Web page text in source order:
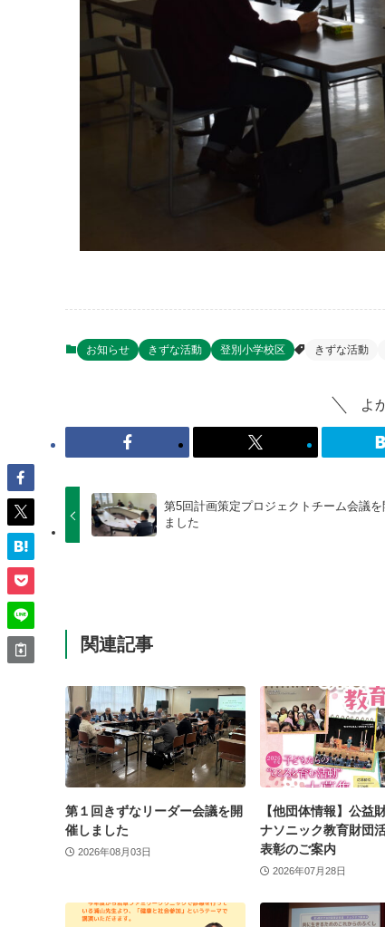
お知らせ きずな活動 登別小学校区 きずな活動
よ
第5回計画策定プロジェクトチーム会議を
ました
関連記事
第１回きずなリーダー会議を開
催しました
2026年08月03日
【他団体情報】公益
ナソニック教育財団活
表彰のご案内
2026年07月28日